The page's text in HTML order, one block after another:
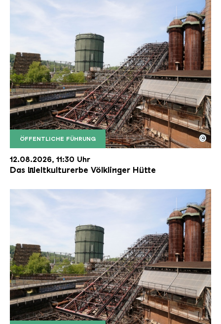
ÖFFENTLICHE FÜHRUNG
Der Erzschrägaufzug der Völklinger Hütte mit
Copyright: Weltkulturerbe Völklinger Hütte | Karl
©
12.08.2026, 11:30 Uhr
Das Weltkulturerbe Völklinger Hütte